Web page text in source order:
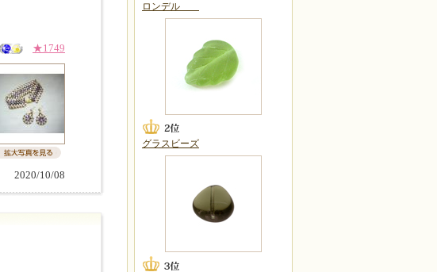
★1749
2020/10/08
ロンデル
グラスビーズ